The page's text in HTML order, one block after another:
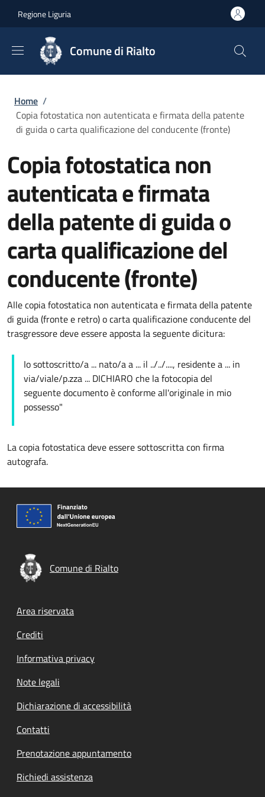
Regione Liguria
Comune di Rialto
Briciole di pane
Home /
Copia fotostatica non autenticata e firmata della patente
di guida o carta qualificazione del conducente (fronte)
Copia fotostatica non
autenticata e firmata
della patente di guida o
carta qualificazione del
conducente (fronte)
Alle copia fotostatica non autenticata e firmata della patente
di guida (fronte e retro) o carta qualificazione conducente del
trasgressore deve essere apposta la seguente dicitura:
Io sottoscritto/a ... nato/a a ... il ../../...., residente a ... in
via/viale/p.zza ... DICHIARO che la fotocopia del
seguente documento è conforme all'originale in mio
possesso"
La copia fotostatica deve essere sottoscritta con firma
autografa.
Comune di Rialto
Footer menu
Area riservata
Crediti
Informativa privacy
Note legali
Dichiarazione di accessibilità
Contatti
Prenotazione appuntamento
Richiedi assistenza